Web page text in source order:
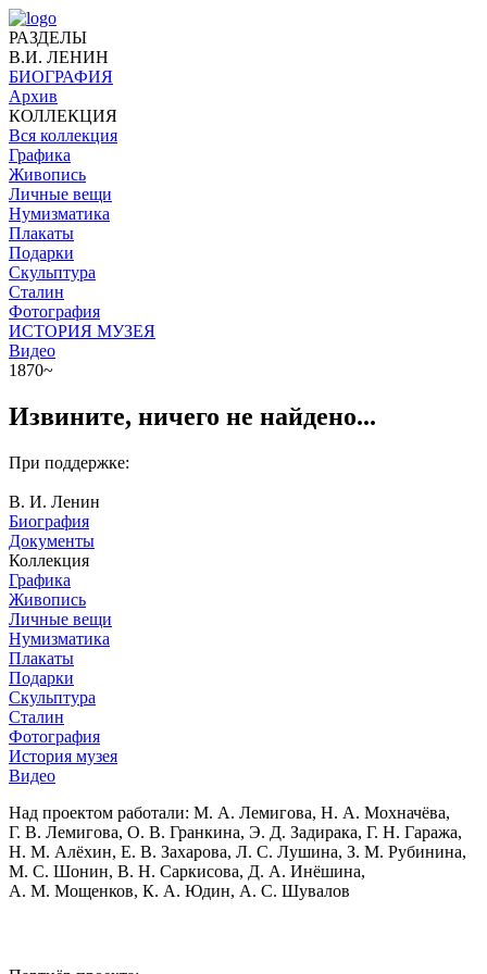
РАЗДЕЛЫ
В.И. ЛЕНИН
БИОГРАФИЯ
Архив
КОЛЛЕКЦИЯ
Вся коллекция
Графика
Живопись
Личные вещи
Нумизматика
Плакаты
Подарки
Скульптура
Сталин
Фотография
ИСТОРИЯ МУЗЕЯ
Видео
1870~
Извините, ничего не найдено...
При поддержке:
В. И. Ленин
Биография
Документы
Коллекция
Графика
Живопись
Личные вещи
Нумизматика
Плакаты
Подарки
Скульптура
Сталин
Фотография
История музея
Видео
Над проектом работали: М. А. Лемигова, Н. А. Мохначёва,
Г. В. Лемигова, О. В. Гранкина, Э. Д. Задирака, Г. Н. Гаража,
Н. М. Алёхин, Е. В. Захарова, Л. С. Лушина, З. М. Рубинина,
М. С. Шонин, В. Н. Саркисова, Д. А. Инёшина,
А. М. Мощенков, К. А. Юдин, А. С. Шувалов